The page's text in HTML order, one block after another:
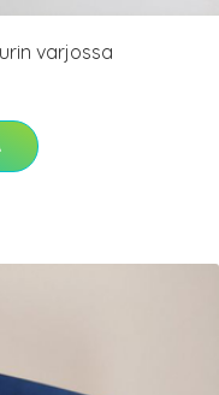
varjossa